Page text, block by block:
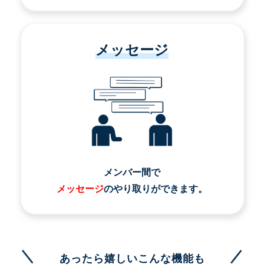
メッセージ
メンバー間で
メッセージのやり取りができます。
あったら嬉しいこんな機能も